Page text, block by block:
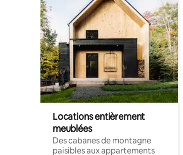
Locations entièrement
meublées
Des cabanes de montagne
paisibles aux appartements